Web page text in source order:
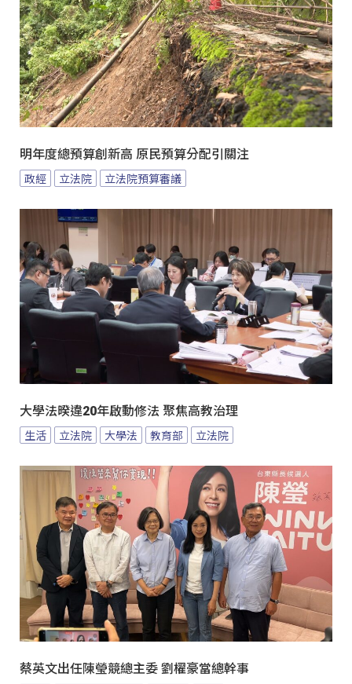
明年度總預算創新高 原民預算分配引關注
政經 立法院 立法院預算審議
大學法暌違20年啟動修法 聚焦高教治理
生活 立法院 大學法 教育部 立法院
蔡英文出任陳瑩競總主委 劉櫂豪當總幹事